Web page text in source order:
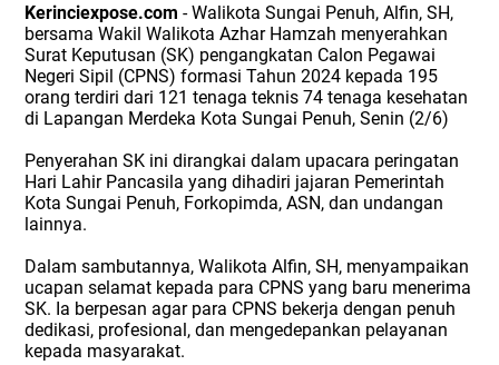
Kerinciexpose.com - Walikota Sungai Penuh, Alfin, SH,
bersama Wakil Walikota Azhar Hamzah menyerahkan
Surat Keputusan (SK) pengangkatan Calon Pegawai
Negeri Sipil (CPNS) formasi Tahun 2024 kepada 195
orang terdiri dari 121 tenaga teknis 74 tenaga kesehatan
di Lapangan Merdeka Kota Sungai Penuh, Senin (2/6)
Penyerahan SK ini dirangkai dalam upacara peringatan
Hari Lahir Pancasila yang dihadiri jajaran Pemerintah
Kota Sungai Penuh, Forkopimda, ASN, dan undangan
lainnya.
Dalam sambutannya, Walikota Alfin, SH, menyampaikan
ucapan selamat kepada para CPNS yang baru menerima
SK. Ia berpesan agar para CPNS bekerja dengan penuh
dedikasi, profesional, dan mengedepankan pelayanan
kepada masyarakat.